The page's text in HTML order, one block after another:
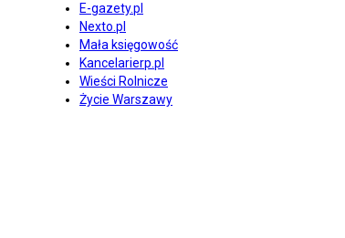
E-gazety.pl
Nexto.pl
Mała księgowość
Kancelarierp.pl
Wieści Rolnicze
Życie Warszawy